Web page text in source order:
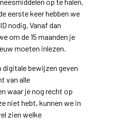
op te halen.
eerste keer hebben we
nodig. Vanaf dan
om de 15 maanden je
moeten inlezen.
digitale bewijzen geven
van alle
waar je nog recht op
niet hebt, kunnen we in
zien welke